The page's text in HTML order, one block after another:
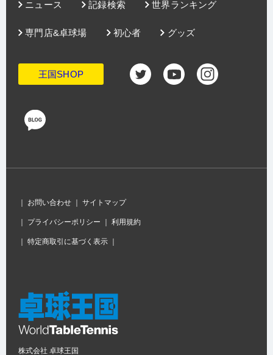
ニュース 記録検索 世界ランキング
グッズ
専門店&卓球場 初心者
王国SHOP
｜ お問い合わせ ｜ サイトマップ
｜ プライバシーポリシー ｜ 利用規約
｜ 特定商取引に基づく表示 ｜
株式会社 卓球王国